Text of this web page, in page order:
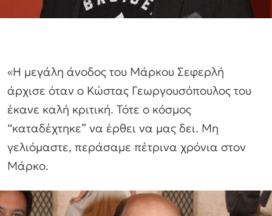
«Η μεγάλη άνοδος του Μάρκου Σεφερλή
άρχισε όταν ο Κώστας Γεωργουσόπουλος του
έκανε καλή κριτική. Τότε ο κόσμος
“καταδέχτηκε” να έρθει να μας δει. Μη
γελιόμαστε, περάσαμε πέτρινα χρόνια στον
Μάρκο.